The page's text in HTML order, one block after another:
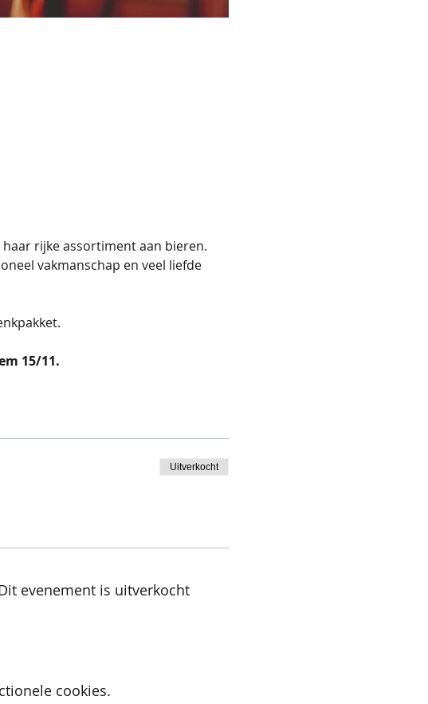
rijke assortiment aan bieren.
vakmanschap en veel liefde
15/11.
Uitverkocht
evenement is uitverkocht
cookies.